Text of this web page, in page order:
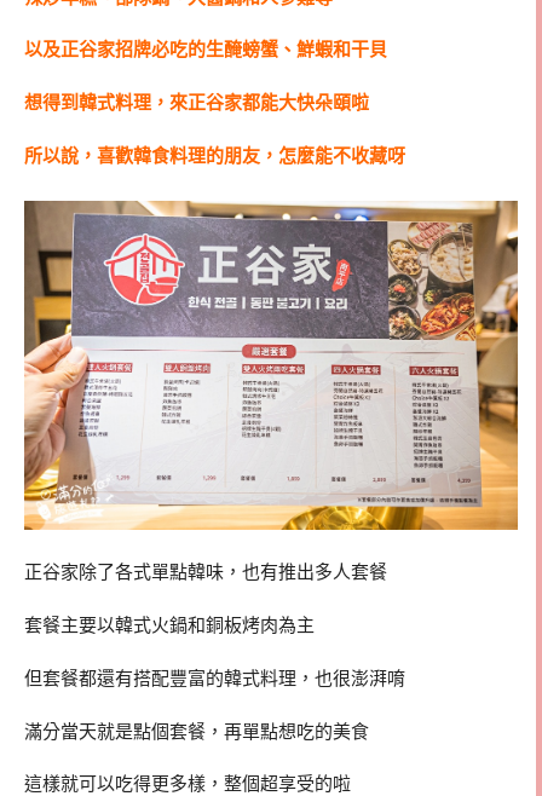
以及正谷家招牌必吃的生醃螃蟹、鮮蝦和干貝
想得到韓式料理，來正谷家都能大快朵頤啦
所以說，喜歡韓食料理的朋友，怎麼能不收藏呀
正谷家除了各式單點韓味，也有推出多人套餐
套餐主要以韓式火鍋和銅板烤肉為主
但套餐都還有搭配豐富的韓式料理，也很澎湃唷
滿分當天就是點個套餐，再單點想吃的美食
這樣就可以吃得更多樣，整個超享受的啦